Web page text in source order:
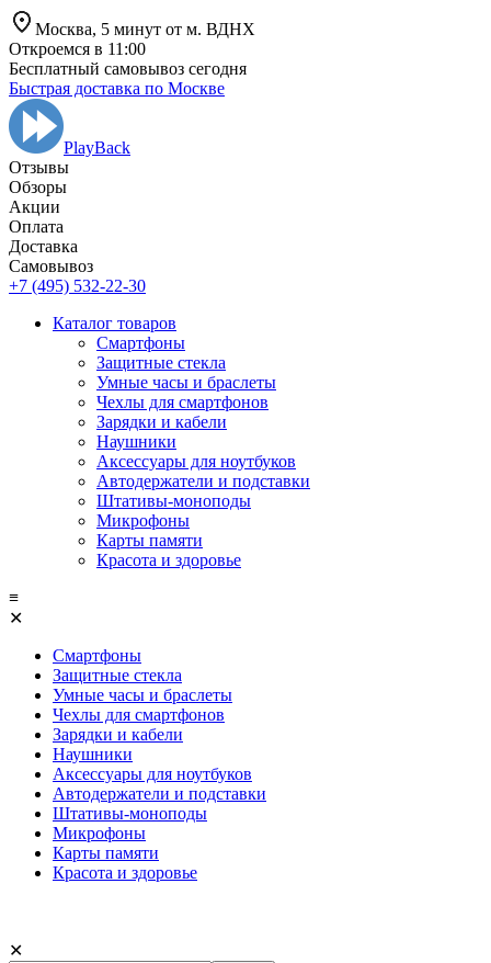
Москва, 5 минут от м. ВДНХ
Откроемся в 11:00
Бесплатный самовывоз сегодня
Быстрая доставка по Москве
PlayBack
Отзывы
Обзоры
Aкции
Оплата
Доставка
Самовывоз
+7 (495) 532-22-30
Каталог товаров
Смартфоны
Защитные стекла
Умные часы и браслеты
Чехлы для смартфонов
Зарядки и кабели
Наушники
Аксессуары для ноутбуков
Автодержатели и подставки
Штативы-моноподы
Микрофоны
Карты памяти
Красота и здоровье
≡
✕
Смартфоны
Защитные стекла
Умные часы и браслеты
Чехлы для смартфонов
Зарядки и кабели
Наушники
Аксессуары для ноутбуков
Автодержатели и подставки
Штативы-моноподы
Микрофоны
Карты памяти
Красота и здоровье
✕